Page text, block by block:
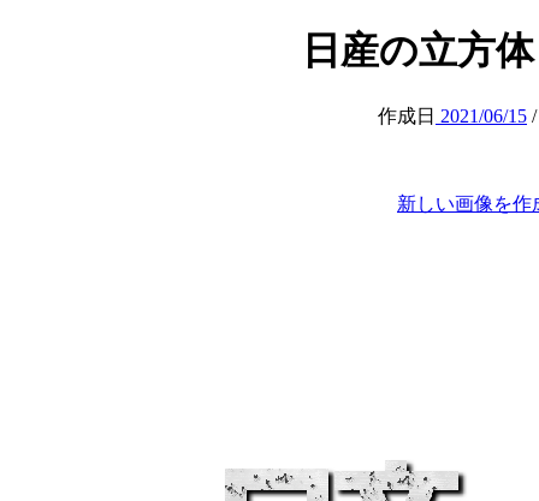
日産の立方
作成日 2021/06/15
新しい画像を作